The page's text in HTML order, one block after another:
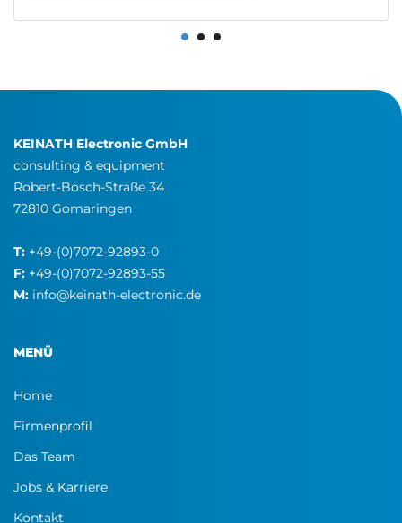
KEINATH Electronic GmbH
consulting & equipment
Robert-Bosch-Straße 34
72810 Gomaringen
T: +49-(0)7072-92893-0
F: +49-(0)7072-92893-55
M: info@keinath-electronic.de
MENÜ
Home
Firmenprofil
Das Team
Jobs & Karriere
Kontakt